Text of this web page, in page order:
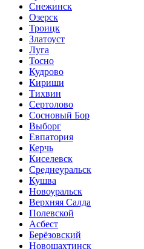
Снежинск
Озерск
Троицк
Златоуст
Луга
Тосно
Кудрово
Кириши
Тихвин
Сертолово
Сосновый Бор
Выборг
Евпатория
Керчь
Киселевск
Среднеуральск
Кушва
Новоуральск
Верхняя Салда
Полевской
Асбест
Берёзовский
Новошахтинск